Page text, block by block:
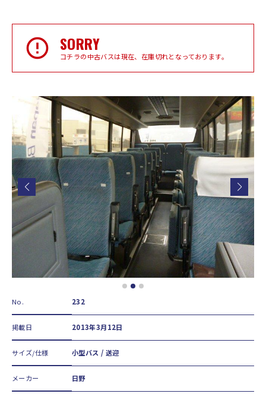
SORRY
コチラの中古バスは現在、在庫切れとなっております。
No. 232
掲載日 2013年3月12日
サイズ/仕様 小型バス / 送迎
メーカー 日野